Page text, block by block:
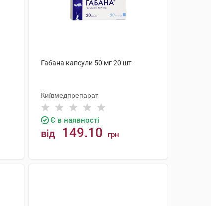
Габана капсули 50 мг 20 шт
Київмедпрепарат
Є в наявності
від 149.10 грн